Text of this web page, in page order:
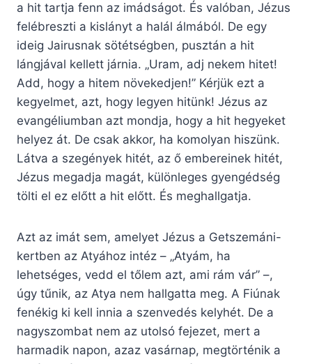
a hit tartja fenn az imádságot. És valóban, Jézus
felébreszti a kislányt a halál álmából. De egy
ideig Jairusnak sötétségben, pusztán a hit
lángjával kellett járnia. „Uram, adj nekem hitet!
Add, hogy a hitem növekedjen!” Kérjük ezt a
kegyelmet, azt, hogy legyen hitünk! Jézus az
evangéliumban azt mondja, hogy a hit hegyeket
helyez át. De csak akkor, ha komolyan hiszünk.
Látva a szegények hitét, az ő embereinek hitét,
Jézus megadja magát, különleges gyengédség
tölti el ez előtt a hit előtt. És meghallgatja.
Azt az imát sem, amelyet Jézus a Getszemáni-
kertben az Atyához intéz – „Atyám, ha
lehetséges, vedd el tőlem azt, ami rám vár” –,
úgy tűnik, az Atya nem hallgatta meg. A Fiúnak
fenékig ki kell innia a szenvedés kelyhét. De a
nagyszombat nem az utolsó fejezet, mert a
harmadik napon, azaz vasárnap, megtörténik a